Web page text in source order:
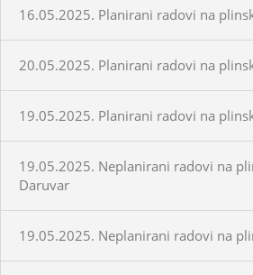
16.05.2025. Planirani radovi na
20.05.2025. Planirani radovi na
19.05.2025. Planirani radovi na
19.05.2025. Neplanirani radovi na
Daruvar
19.05.2025. Neplanirani radovi na